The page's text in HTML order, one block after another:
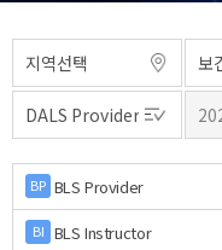
BP BLS Provider
BI BLS Instructor